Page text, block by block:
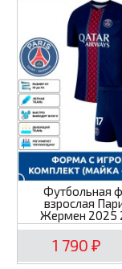
Футбольная
взрослая
Жермен 2025
1 790₽